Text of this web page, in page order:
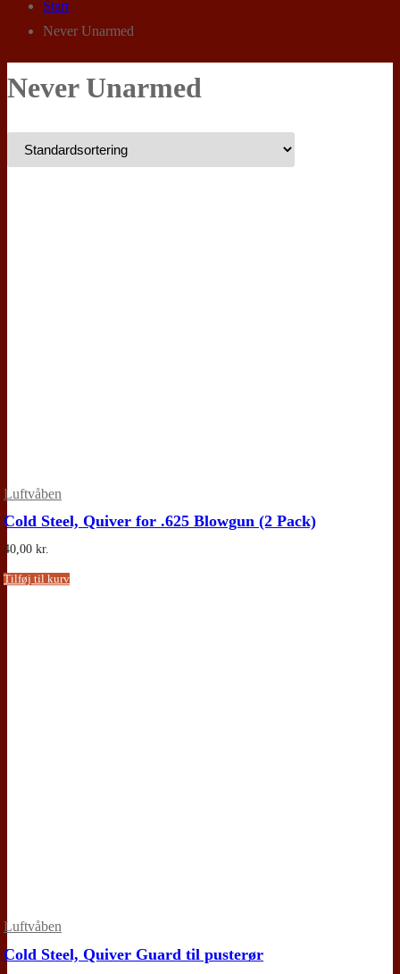
Start
Never Unarmed
Never Unarmed
Luftvåben
Cold Steel, Quiver for .625 Blowgun (2 Pack)
40,00 kr.
Tilføj til kurv
Luftvåben
Cold Steel, Quiver Guard til pusterør